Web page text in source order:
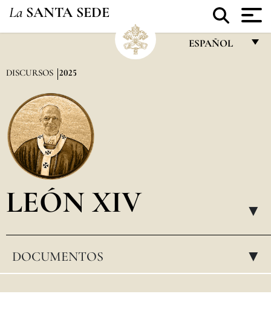
La SANTA SEDE
ESPAÑOL
العربيّة
DISCURSOS 2025
LEÓN XIV ▸
DOCUMENTOS ▸